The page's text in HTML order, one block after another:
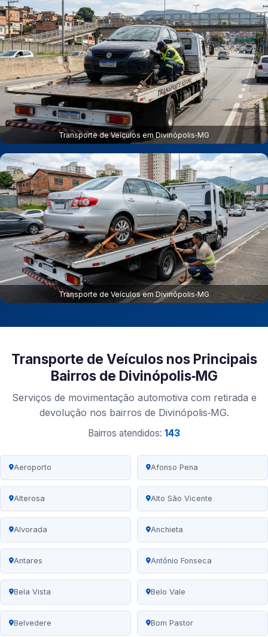
Transporte de Veículos em Divinópolis‑MG
Transporte de Veículos em Divinópolis‑MG
Transporte de Veículos nos Principais
Bairros de Divinópolis‑MG
Serviços de movimentação automotiva com retirada e
devolução nos bairros de Divinópolis‑MG.
Bairros atendidos: 143
Aeroporto Afonso Pena
Alterosa Alto São Vicente
Alvorada Anchieta
Antares Antônio Fonseca
Bela Vista Belo Vale
Belvedere Bom Pastor